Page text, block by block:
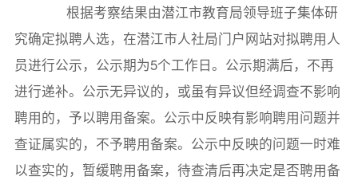
根据考察结果由潜江市教育局领导班子集体研
究确定拟聘人选，在潜江市人社局门户网站对拟聘用人
员进行公示，公示期为5个工作日。公示期满后，不再
进行递补。公示无异议的，或虽有异议但经调查不影响
聘用的，予以聘用备案。公示中反映有影响聘用问题并
查证属实的，不予聘用备案。公示中反映的问题一时难
以查实的，暂缓聘用备案，待查清后再决定是否聘用备